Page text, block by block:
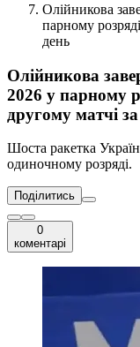
Олійникова
парному
день
Олійникова
2026 у парному
другому матчі
Шоста ракетка
одиночному розряді.
Поділитись
0
коментарі